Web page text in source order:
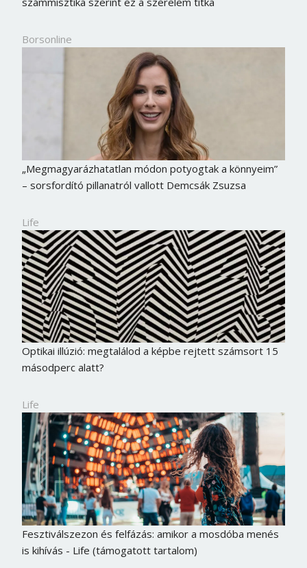
Borsonline
„Megmagyarázhatatlan módon potyogtak a könnyeim”
– sorsfordító pillanatról vallott Demcsák Zsuzsa
Life
Optikai illúzió: megtalálod a képbe rejtett számsort 15
másodperc alatt?
Life
Fesztiválszezon és felfázás: amikor a mosdóba menés
is kihívás - Life (támogatott tartalom)